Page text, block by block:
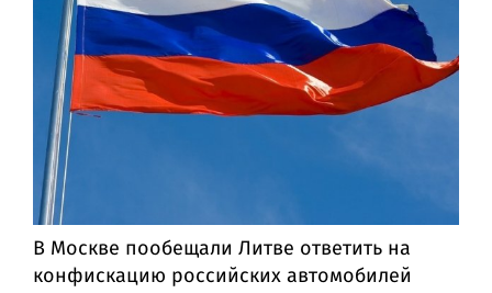
В Москве пообещали Литве ответить на
конфискацию российских автомобилей